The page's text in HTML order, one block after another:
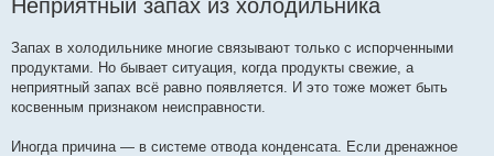
Неприятный запах из холодильника
Запах в холодильнике многие связывают только с испорченными
продуктами. Но бывает ситуация, когда продукты свежие, а
неприятный запах всё равно появляется. И это тоже может быть
косвенным признаком неисправности.
Иногда причина — в системе отвода конденсата. Если дренажное